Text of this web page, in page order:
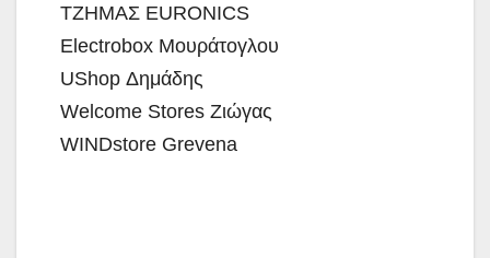
ΤΖΗΜΑΣ EURONICS
Electrobox Μουράτογλου
UShop Δημάδης
Welcome Stores Ζιώγας
WINDstore Grevena